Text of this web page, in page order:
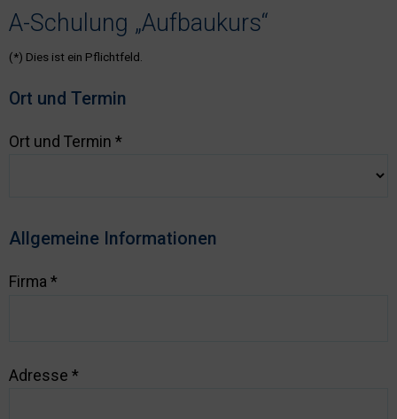
In diesem Abschnitt wird besonders auf die
Hier wird auf Aufbau, Funktion, Anschluss und
A-Schulung „Aufbaukurs“
(*) Dies ist ein Pflichtfeld.
Ort und Termin
Ort und Termin *
Allgemeine Informationen
Firma *
Adresse *